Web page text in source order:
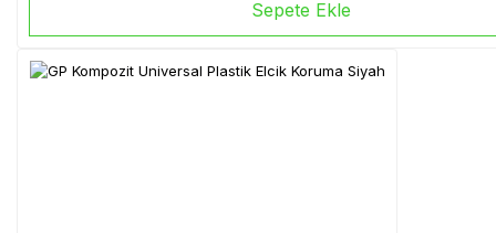
Sepete Ekle